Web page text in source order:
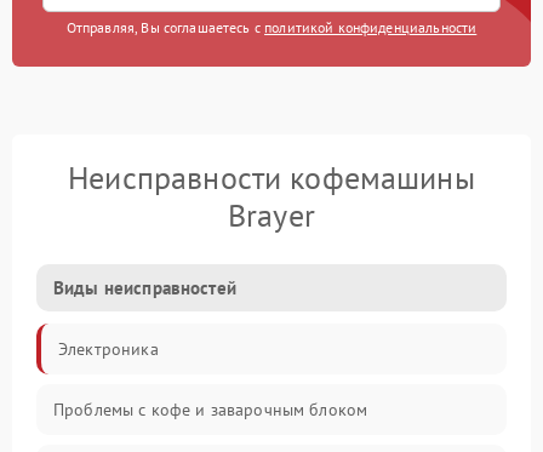
Отправляя, Вы соглашаетесь с политикой конфиденциальности
Неисправности кофемашины
Brayer
Виды неисправностей
Электроника
Проблемы с кофе и заварочным блоком